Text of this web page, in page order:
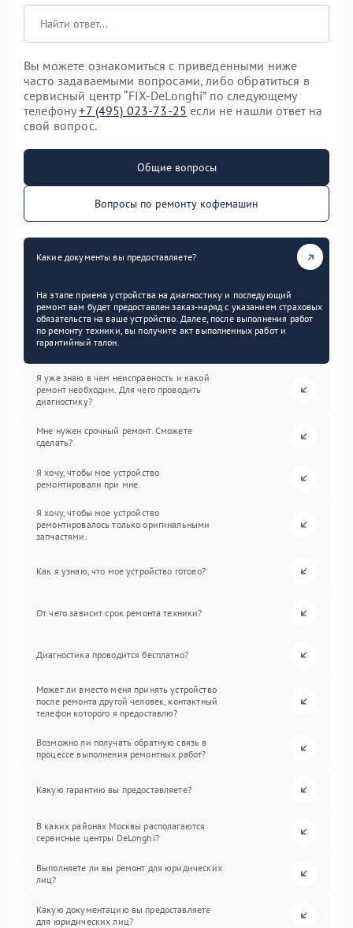
Вы можете ознакомиться с приведенными ниже
часто задаваемыми вопросами, либо обратиться в
сервисный центр “FIX-DeLonghi” по следующему
телефону+7 (495) 023-73-25 если не нашли ответ на
свой вопрос.
Общие вопросы
Вопросы по ремонту кофемашин
Какие документы вы предоставляете?
На этапе приема устройства на диагностику и последующий
ремонт вам будет предоставлен заказ-наряд с указанием страховых
обязательств на ваше устройство. Далее, после выполнения работ
по ремонту техники, вы получите акт выполненных работ и
гарантийный талон.
Я уже знаю в чем неисправность и какой
ремонт необходим. Для чего проводить
диагностику?
Мне нужен срочный ремонт. Сможете
сделать?
Я хочу, чтобы мое устройство
ремонтировали при мне.
Я хочу, чтобы мое устройство
ремонтировалось только оригинальными
запчастями.
Как я узнаю, что мое устройство готово?
От чего зависит срок ремонта техники?
Диагностика проводится бесплатно?
Может ли вместо меня принять устройство
после ремонта другой человек, контактный
телефон которого я предоставлю?
Возможно ли получать обратную связь в
процессе выполнения ремонтных работ?
Какую гарантию вы предоставляете?
В каких районах Москвы располагаются
сервисные центры DeLonghi?
Выполняете ли вы ремонт для юридических
лиц?
Какую документацию вы предоставляете
для юридических лиц?